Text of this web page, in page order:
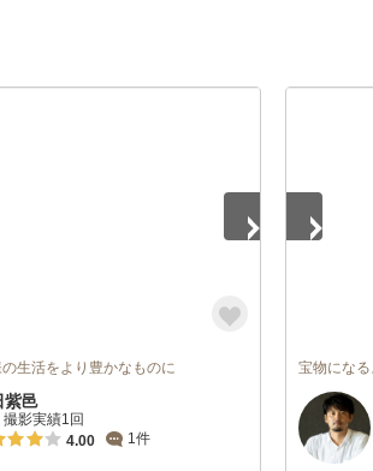
生活をより豊かなものに
紫邑
撮影実績1回
4.00
1件
宝物にな